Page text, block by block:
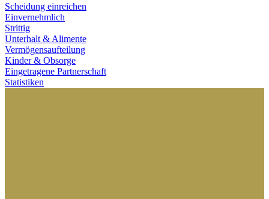
Scheidung einreichen
Einvernehmlich
Strittig
Unterhalt & Alimente
Vermögensaufteilung
Kinder & Obsorge
Eingetragene Partnerschaft
Statistiken